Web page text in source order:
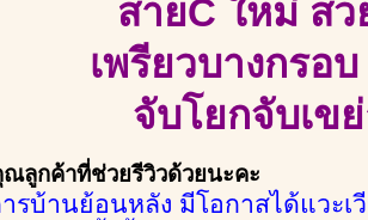
สายC ใหม่ ส
เพรียวบางกรอ
จับโยกจับเข
ลูกค้าที่ช่วยรีวิวด้วยนะคะ
ารบ้านย้อนหลัง มีโอกาสได้แวะ